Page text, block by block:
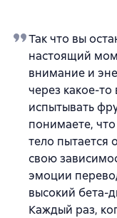
Так что вы
настоящий
внимание и
через какое-
испытывать
понимаете,
тело пытается
свою
эмоции
высокий бета-
Каждый раз,